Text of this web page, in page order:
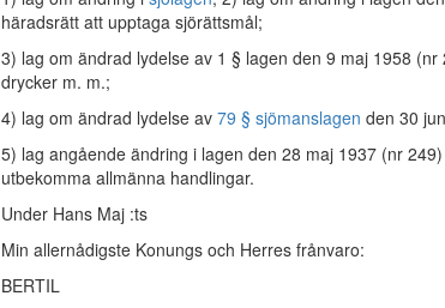
häradsrätt att upptaga sjörättsmål;
3) lag om ändrad lydelse av 1 § lagen den 9 maj 1958
drycker m. m.;
4) lag om ändrad lydelse av 79 § sjömanslagen den 30
5) lag angående ändring i lagen den 28 maj 1937 (nr
utbekomma allmänna handlingar.
Under Hans Maj :ts
Min allernådigste Konungs och Herres frånvaro:
BERTIL